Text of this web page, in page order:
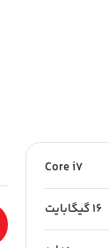
Core i7
16 گیگابایت